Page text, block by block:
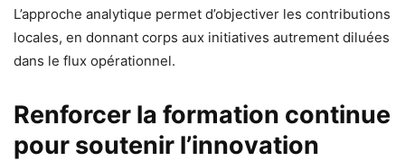
L’approche analytique permet d’objectiver les contributions
locales, en donnant corps aux initiatives autrement diluées
dans le flux opérationnel.
Renforcer la formation continue
pour soutenir l’innovation